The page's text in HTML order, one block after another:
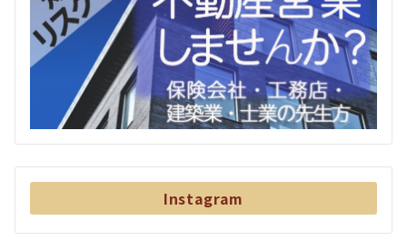
Instagram